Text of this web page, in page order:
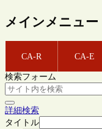
メインメニュー
CA-R CA-E
検索フォーム
詳細検索
タイトル